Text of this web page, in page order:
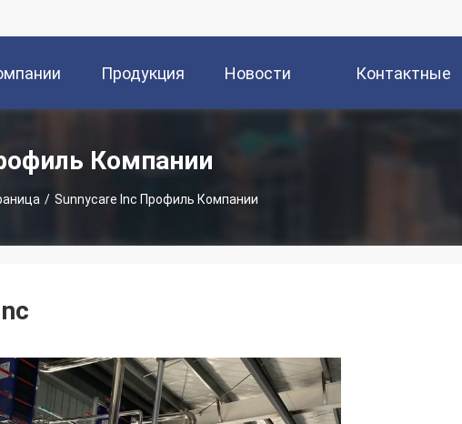
Продукция Новости Контактные
Компании
/ Sunnycare Inc Профиль Компании